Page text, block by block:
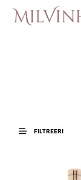
FILTREERI